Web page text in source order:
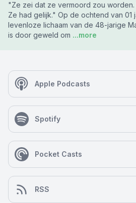
"Ze zei dat ze vermoord zou
Ze had gelijk." Op de ochtend van 01
levenloze lichaam van de 48-jarige
is door geweld om ...more
Apple Podcasts
Spotify
Pocket Casts
RSS